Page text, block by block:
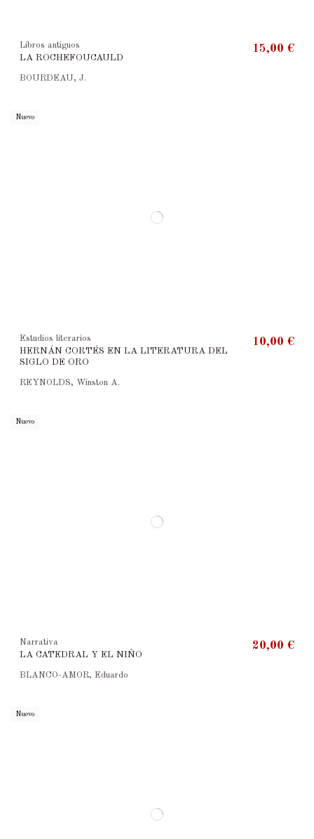
Libros antiguos
LA ROCHEFOUCAULD
15,00 €
BOURDEAU, J.
Nuevo
Estudios literarios
HERNÁN CORTÉS EN LA LITERATURA DEL
SIGLO DE ORO
10,00 €
REYNOLDS, Winston A.
Nuevo
Narrativa
LA CATEDRAL Y EL NIÑO
20,00 €
BLANCO-AMOR, Eduardo
Nuevo